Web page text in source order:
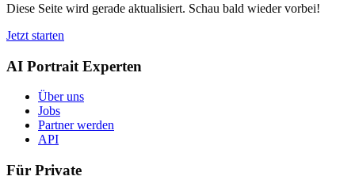
Diese Seite wird gerade aktualisiert. Schau bald wieder vorbei!
Jetzt starten
AI Portrait Experten
Über uns
Jobs
Partner werden
API
Für Private